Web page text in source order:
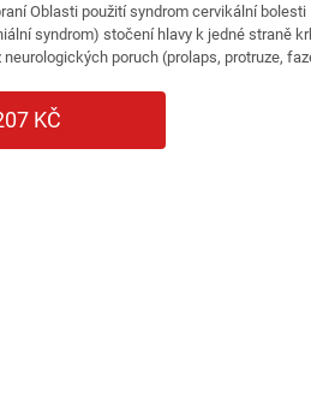
Oblasti použití syndrom cervikální bolesti
syndrom) stočení hlavy k jedné straně
poruch (prolaps, protruze,
KČ